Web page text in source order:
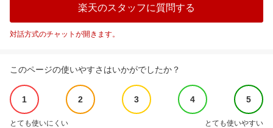
楽天のスタッフに質問する
対話方式のチャットが開きます。
このページの使いやすさはいかがでしたか？
1 2 3 4 5
とても使いにくい とても使いやすい